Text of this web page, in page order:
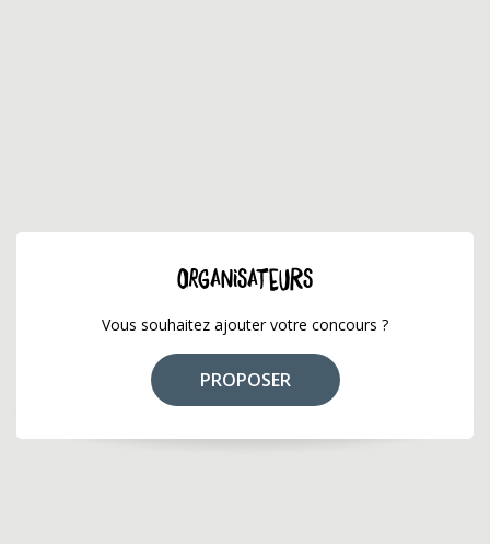
ORGANISATEURS
Vous souhaitez ajouter votre concours ?
PROPOSER